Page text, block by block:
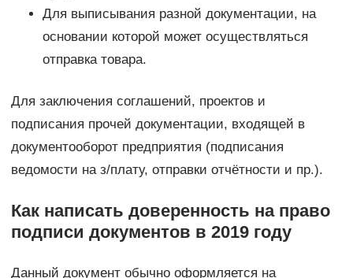
Для выписывания разной документации, на
основании которой может осуществляться
отправка товара.
Для заключения соглашений, проектов и
подписания прочей документации, входящей в
документооборот предприятия (подписания
ведомости на з/плату, отправки отчётности и пр.).
Как написать доверенность на право
подписи документов в 2019 году
Данный документ обычно оформляется на